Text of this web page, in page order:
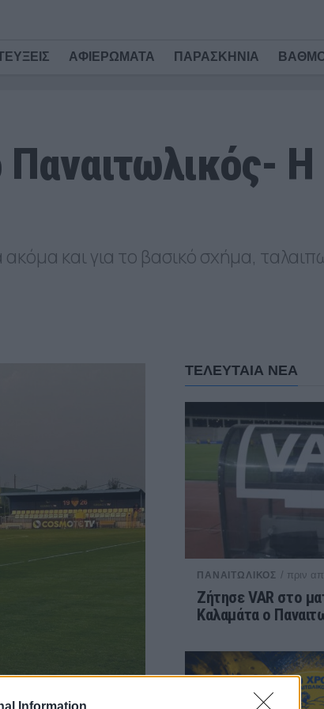
Information
ΑΦΙΕΡΩΜΑΤΑ ΠΑΡΑΣΚΗΝΙΑ
Παναιτωλικός- Η
και για το βασικό σχήμα,
ΤΕΛΕΥΤΑΙΑ ΝΕΑ
ΠΑΝΑΙΤΩΛΙΚΟΣ / πριν
Ζήτησε VAR στο
Καλαμάτα ο